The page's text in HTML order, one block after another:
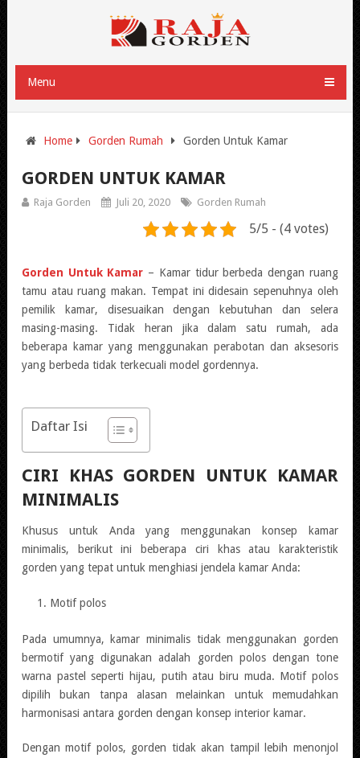
Menu
Home Gorden Rumah Gorden Untuk Kamar
GORDEN UNTUK KAMAR
Raja Gorden Juli 20, 2020 Gorden Rumah
5/5 - (4 votes)
Gorden Untuk Kamar – Kamar tidur berbeda dengan ruang
tamu atau ruang makan. Tempat ini didesain sepenuhnya oleh
pemilik kamar, disesuaikan dengan kebutuhan dan selera
masing-masing. Tidak heran jika dalam satu rumah, ada
beberapa kamar yang menggunakan perabotan dan aksesoris
yang berbeda tidak terkecuali model gordennya.
Daftar Isi
CIRI KHAS GORDEN UNTUK KAMAR
MINIMALIS
Khusus untuk Anda yang menggunakan konsep kamar
minimalis, berikut ini beberapa ciri khas atau karakteristik
gorden yang tepat untuk menghiasi jendela kamar Anda:
Motif polos
Pada umumnya, kamar minimalis tidak menggunakan gorden
bermotif yang digunakan adalah gorden polos dengan tone
warna pastel seperti hijau, putih atau biru muda. Motif polos
dipilih bukan tanpa alasan melainkan untuk memudahkan
harmonisasi antara gorden dengan konsep interior kamar.
Dengan motif polos, gorden tidak akan tampil lebih menonjol